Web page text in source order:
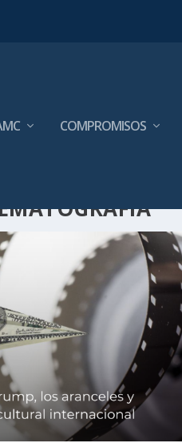
COMPROMISOS